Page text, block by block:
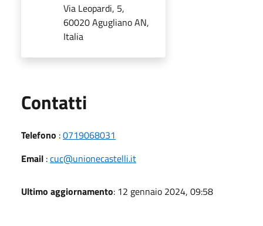
Via Leopardi, 5,
60020 Agugliano AN,
Italia
Contatti
Telefono :0719068031
Email :cuc@unionecastelli.it
Ultimo aggiornamento: 12 gennaio 2024, 09:58